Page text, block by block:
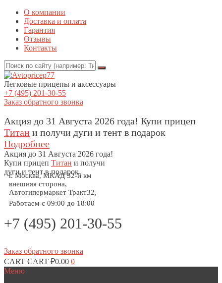
О компании
Доставка и оплата
Гарантия
Отзывы
Контакты
Легковые прицепы и аксессуары
+7 (495) 201-30-55
Заказ обратного звонка
Акция до 31 Августа 2026 года! Купи прицеп
Титан и получи дуги и тент в подарок
Подробнее
Акция до 31 Августа 2026 года!
Купи прицеп Титан и получи
дуги и тент в подарок
г. Москва, МКАД 32-й км
внешняя сторона,
Автогипермаркет Тракт32,
Работаем с 09:00 до 18:00
+7 (495) 201-30-55
Заказ обратного звонка
CART CART ₽0.00 0
Меню